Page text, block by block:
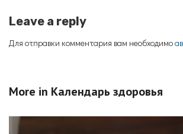
Leave a reply
Для отправки комментария вам необходимо
More in Календарь здоровья